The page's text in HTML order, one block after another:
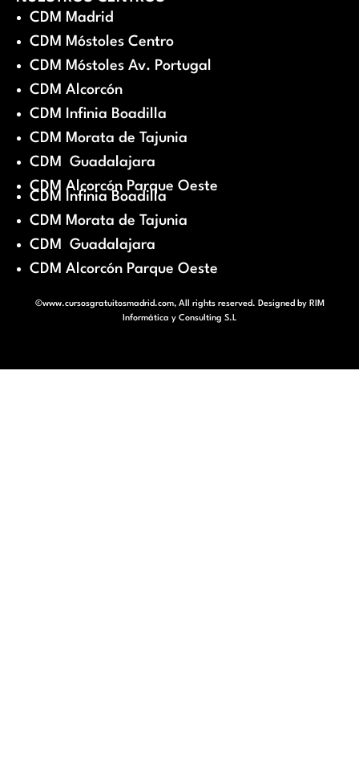
CDM Madrid
CDM Móstoles Centro
CDM Móstoles Av. Portugal
CDM Alcorcón
CDM Infinia Boadilla
CDM Morata de Tajunia
CDM Guadalajara
CDM Alcorcón Parque Oeste
CDM Infinia Boadilla
CDM Morata de Tajunia
CDM Guadalajara
CDM Alcorcón Parque Oeste
©www.cursosgratuitosmadrid.com, All rights reserved. Designed by RIM
Informática y Consulting S.L